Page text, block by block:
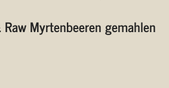
Myrtenbeeren gemahlen